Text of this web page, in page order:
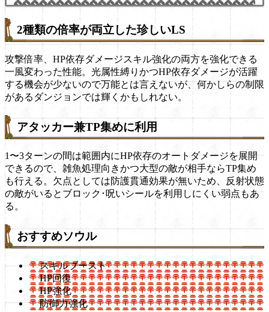
2種類の倍率が両立した珍しいLS
攻撃倍率、HP依存ダメージスキル強化の両方を強化できる
一風変わった性能。光属性縛りかつHP依存ダメージが活躍
する機会が少ないので万能とは言えないが、何かしらの制限
があるダンジョンでは輝くかもしれない。
アタッカー兼TP集めに利用
1〜3ターンの間は範囲内にHP依存のオートダメージを展開
できるので、雑魚処理向きかつ大型の敵が相手ならTP集め
も行える。欠点としては防護貫通効果が無いため、反射状態
の敵がいるとブロック･呪いシールを利用しにくい弱点もあ
る。
おすすめソウル
スキルブースト
HP回復
HP強化
防御力強化